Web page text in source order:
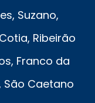
Suzano,
Ribeirão
Franco da
São Caetano